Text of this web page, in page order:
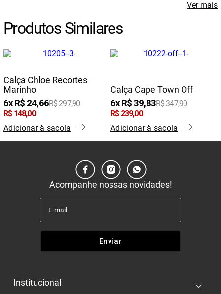
Produtos Similares
Calça Chloe Recortes
Marinho
6 R$ 24,66R$297,90
R$ 148,00
Adicionar à sacola
Calça Cape Town Off
6 R$39,83R$347,90
R$ 239,00
Adicionar à sacola
Ver mais
Acompanhe nossas novidades!
Enviar
Institucional